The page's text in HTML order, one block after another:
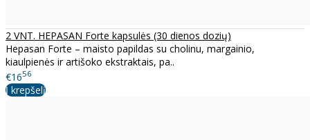
2 VNT. HEPASAN Forte kapsulės (30 dienos dozių)
Hepasan Forte – maisto papildas su cholinu, margainio,
kiaulpienės ir artišoko ekstraktais, pa..
€1656
Į krepšelį